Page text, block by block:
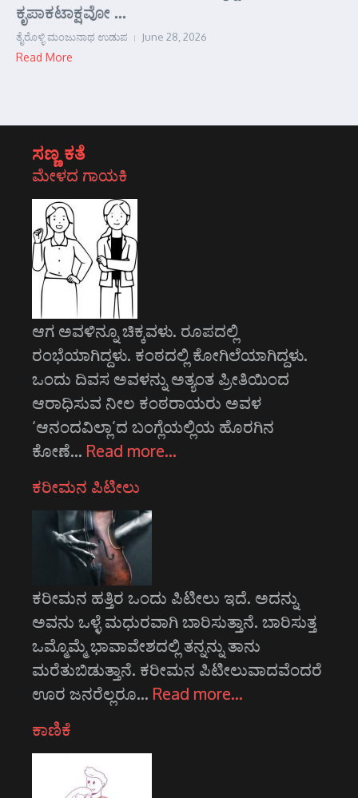
ಕೃಪಾಕಟಾಕ್ಷವೋ ...
ತೈರೊಳ್ಳಿ ಮಂಜುನಾಥ ಉಡುಪ June 28, 2026
Read More
ಸಣ್ಣ ಕತೆ
ಮೇಳದ ಗಾಯಕಿ
ಆಗ ಅವಳಿನ್ನೂ ಚಿಕ್ಕವಳು. ರೂಪದಲ್ಲಿ
ರಂಭೆಯಾಗಿದ್ದಳು. ಕಂಠದಲ್ಲಿ ಕೋಗಿಲೆಯಾಗಿದ್ದಳು.
ಒಂದು ದಿವಸ ಅವಳನ್ನು ಅತ್ಯಂತ ಪ್ರೀತಿಯಿಂದ
ಆರಾಧಿಸುವ ನೀಲ ಕಂಠರಾಯರು ಅವಳ
‘ಆನಂದವಿಲ್ಲಾ’ದ ಬಂಗ್ಲೆಯಲ್ಲಿಯ ಹೊರಗಿನ
ಕೋಣೆ… Read more…
ಕರೀಮನ ಪಿಟೀಲು
ಕರೀಮನ ಹತ್ತಿರ ಒಂದು ಪಿಟೀಲು ಇದೆ. ಅದನ್ನು
ಅವನು ಒಳ್ಳೆ ಮಧುರವಾಗಿ ಬಾರಿಸುತ್ತಾನೆ. ಬಾರಿಸುತ್ತ
ಒಮ್ಮೊಮ್ಮೆ ಭಾವಾವೇಶದಲ್ಲಿ ತನ್ನನ್ನು ತಾನು
ಮರೆತುಬಿಡುತ್ತಾನೆ. ಕರೀಮನ ಪಿಟೀಲುವಾದವೆಂದರೆ
ಊರ ಜನರೆಲ್ಲರೂ… Read more…
ಕಾಣಿಕೆ